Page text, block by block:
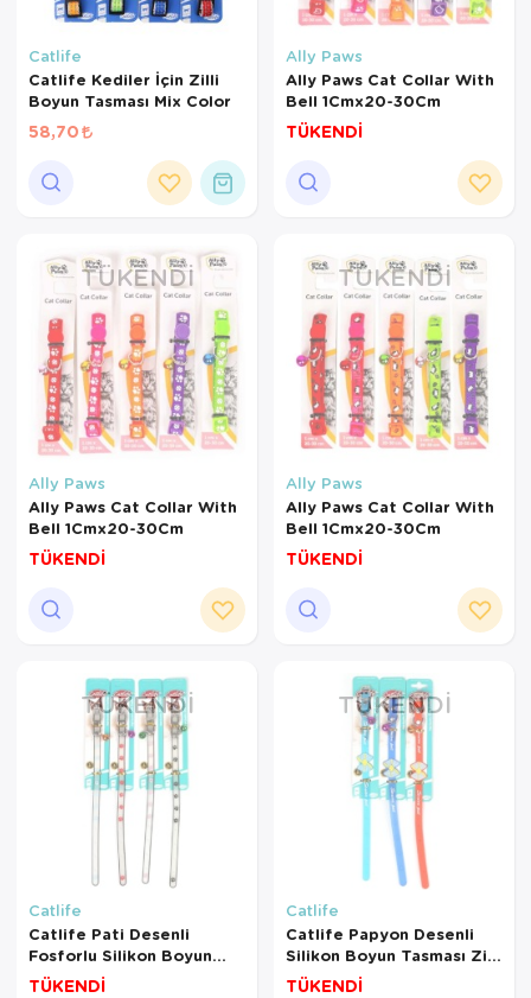
Catlife
Catlife Kediler İçin Zilli
Boyun Tasması Mix Color
58,70
Ally Paws
Ally Paws Cat Collar With
Bell 1Cmx20-30Cm
TÜKENDİ
TÜKENDI
Ally Paws
Ally Paws Cat Collar With
Bell 1Cmx20-30Cm
TÜKENDİ
TÜKENDI
Ally Paws
Ally Paws Cat Collar With
Bell 1Cmx20-30Cm
TÜKENDİ
TÜKENDI
Catlife
Catlife Pati Desenli
Fosforlu Silikon Boyun
Tasması Zilli
TÜKENDİ
TÜKENDI
Catlife
Catlife Papyon Desenli
Silikon Boyun Tasması Zilli
Mix Color
TÜKENDİ